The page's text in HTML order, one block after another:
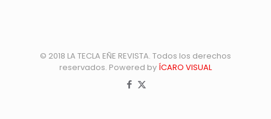
© 2018 LA TECLA EÑE REVISTA. Todos los derechos
reservados. Powered by ÍCARO VISUAL